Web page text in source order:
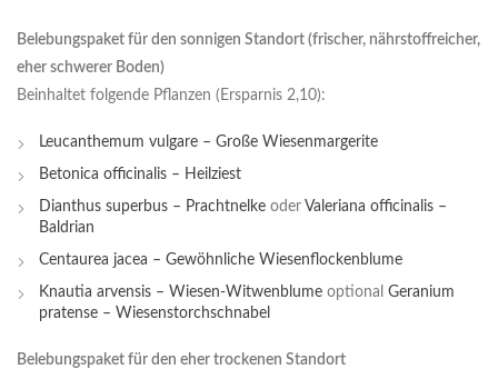
Belebungspaket für den sonnigen Standort (frischer, nährstoffreicher,
eher schwerer Boden)
Beinhaltet folgende Pflanzen (Ersparnis 2,10):
Leucanthemum vulgare – Große Wiesenmargerite
Betonica officinalis – Heilziest
Dianthus superbus – Prachtnelke oder Valeriana officinalis –
Baldrian
Centaurea jacea – Gewöhnliche Wiesenflockenblume
Knautia arvensis – Wiesen-Witwenblume optional Geranium
pratense – Wiesenstorchschnabel
Belebungspaket für den eher trockenen Standort